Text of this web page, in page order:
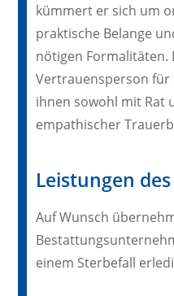
kümmert er sich um
praktische Belange
nötigen Formalitäten.
Vertrauensperson
ihnen sowohl mit Rat
empathischer
Leistungen
Auf Wunsch
einem Sterbefall